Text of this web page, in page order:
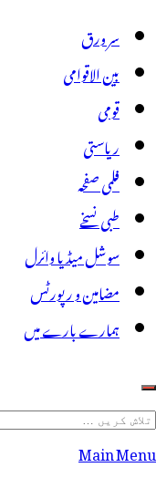
سر ورق
بین الاقوامی
قومی
ریاستی
فلمی صفحہ
طبی نسخے
سوشل میڈیا وائرل
مضامین و رپورٹس
ہمارے بارے میں
تلاش
کریں
Main Menu